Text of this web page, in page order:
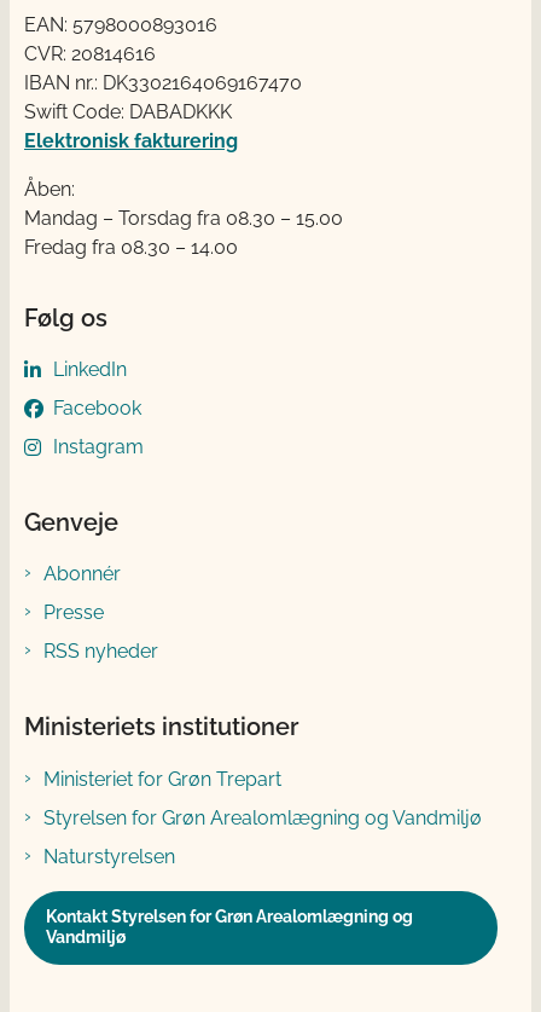
EAN: 5798000893016
CVR: 20814616
IBAN nr.: DK3302164069167470
Swift Code: DABADKKK
Elektronisk fakturering
Åben:
Mandag – Torsdag fra 08.30 – 15.00
Fredag fra 08.30 – 14.00
Følg os
LinkedIn
Facebook
Instagram
Genveje
Abonnér
Presse
RSS nyheder
Ministeriets institutioner
Ministeriet for Grøn Trepart
Styrelsen for Grøn Arealomlægning og Vandmiljø
Naturstyrelsen
Kontakt Styrelsen for Grøn Arealomlægning og
Vandmiljø